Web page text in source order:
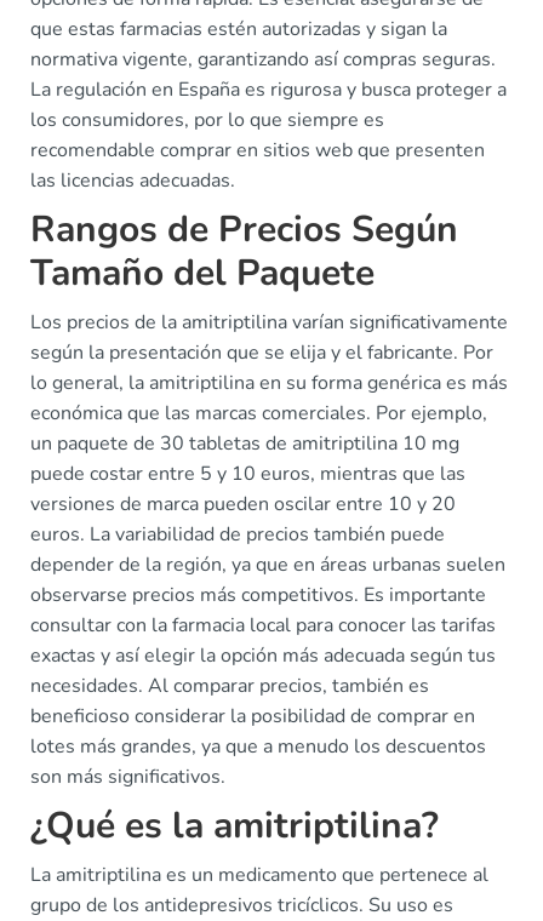
que estas farmacias estén autorizadas y sigan la
normativa vigente, garantizando así compras seguras.
La regulación en España es rigurosa y busca proteger a
los consumidores, por lo que siempre es
recomendable comprar en sitios web que presenten
las licencias adecuadas.
Rangos de Precios Según
Tamaño del Paquete
Los precios de la amitriptilina varían significativamente
según la presentación que se elija y el fabricante. Por
lo general, la amitriptilina en su forma genérica es más
económica que las marcas comerciales. Por ejemplo,
un paquete de 30 tabletas de amitriptilina 10 mg
puede costar entre 5 y 10 euros, mientras que las
versiones de marca pueden oscilar entre 10 y 20
euros. La variabilidad de precios también puede
depender de la región, ya que en áreas urbanas suelen
observarse precios más competitivos. Es importante
consultar con la farmacia local para conocer las tarifas
exactas y así elegir la opción más adecuada según tus
necesidades. Al comparar precios, también es
beneficioso considerar la posibilidad de comprar en
lotes más grandes, ya que a menudo los descuentos
son más significativos.
¿Qué es la amitriptilina?
La amitriptilina es un medicamento que pertenece al
grupo de los antidepresivos tricíclicos. Su uso es